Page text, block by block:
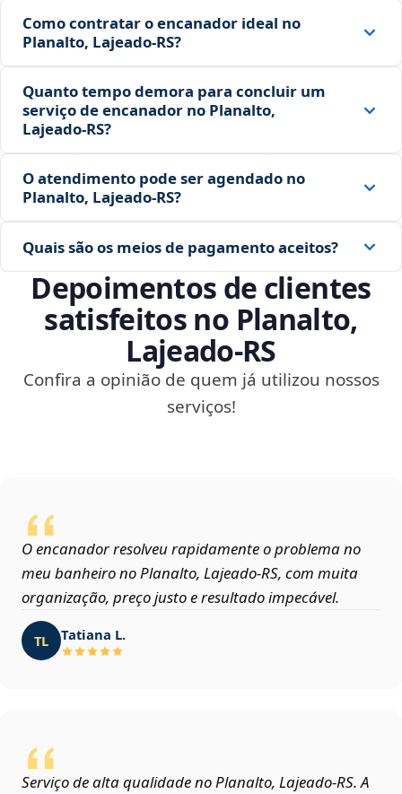
Como contratar o encanador ideal no
Planalto, Lajeado‑RS?
Quanto tempo demora para concluir um
serviço de encanador no Planalto,
Lajeado‑RS?
O atendimento pode ser agendado no
Planalto, Lajeado‑RS?
Quais são os meios de pagamento aceitos?
Depoimentos de clientes
satisfeitos no Planalto,
Lajeado‑RS
Confira a opinião de quem já utilizou nossos
serviços!
O encanador resolveu rapidamente o problema no
meu banheiro no Planalto, Lajeado‑RS, com muita
organização, preço justo e resultado impecável.
TL Tatiana L.
Serviço de alta qualidade no Planalto, Lajeado‑RS. A